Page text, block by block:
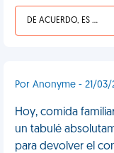
DE ACUERDO, ES UNA VIDA HP
Por Anonyme - 21/03/
Hoy, comida
un tabulé
para devolver el